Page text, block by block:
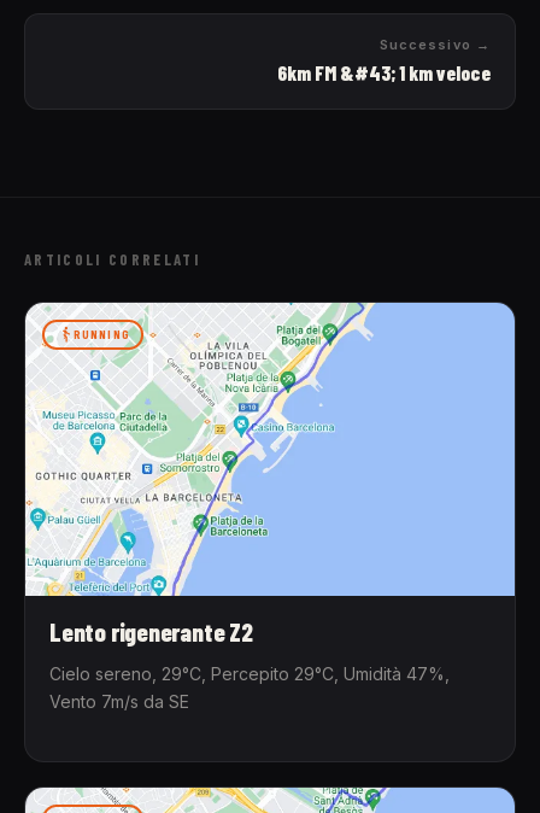
Successivo →
6km FM &#43; 1 km veloce
ARTICOLI CORRELATI
RUNNING
Lento rigenerante Z2
Cielo sereno, 29°C, Percepito 29°C, Umidità 47%,
Vento 7m/s da SE